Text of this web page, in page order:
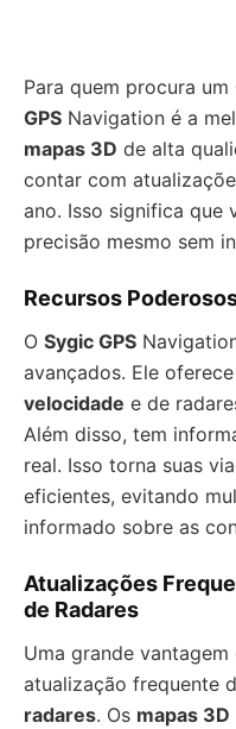
Para quem procura um
GPS Navigation é a
mapas 3D de alta
contar com
ano. Isso significa que
precisão mesmo sem
Recursos
O Sygic GPS
avançados. Ele
velocidade e de
Além disso, tem
real. Isso torna suas
eficientes, evitando
informado sobre as
Atualizações
de Radares
Uma grande vantagem
atualização frequente
radares. Os mapas 3D